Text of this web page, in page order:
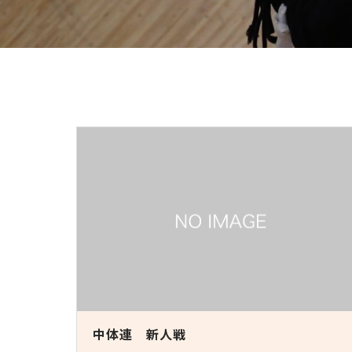
中体連 新人戦